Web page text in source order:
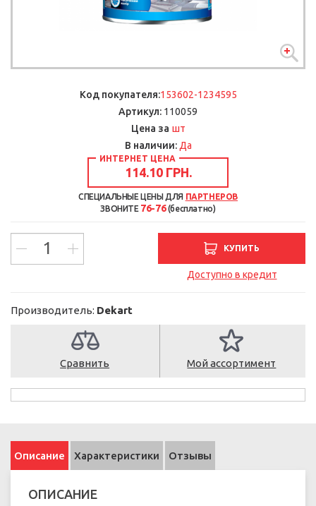
Код покупателя:153602-1234595
Артикул: 110059
Цена за шт
В наличии: Да
ИНТЕРНЕТ ЦЕНА
114.10 ГРН.
СПЕЦИАЛЬНЫЕ ЦЕНЫ ДЛЯ ПАРТНЕРОВ
ЗВОНИТЕ 76-76(бесплатно)
КУПИТЬ
Доступно в кредит
Производитель: Dekart
Сравнить Мой ассортимент
Описание Характеристики Отзывы
ОПИСАНИЕ